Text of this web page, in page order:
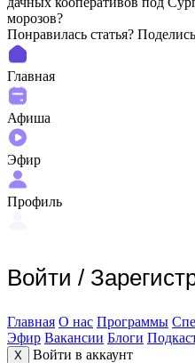
морозов?
Понравилась статья?
Главная
Афиша
Эфир
Профиль
Войти /
Главная О нас Программы
Эфир Вакансии Блоги
X
Войти в аккаунт